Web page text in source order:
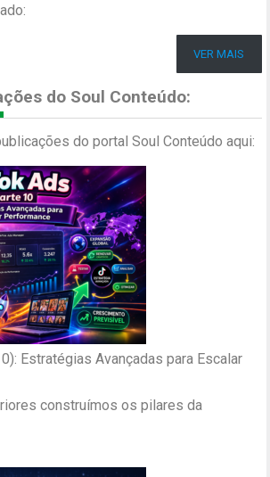
VER MAIS
do Soul Conteúdo:
do portal Soul Conteúdo aqui:
Estratégias Avançadas para Escalar
construímos os pilares da